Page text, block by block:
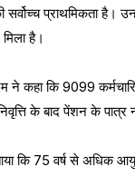
सर्वोच्च प्राथमिकता है।
है।
ने कहा कि 9099
के बाद पेंशन के
कि 75 वर्ष से अधिक